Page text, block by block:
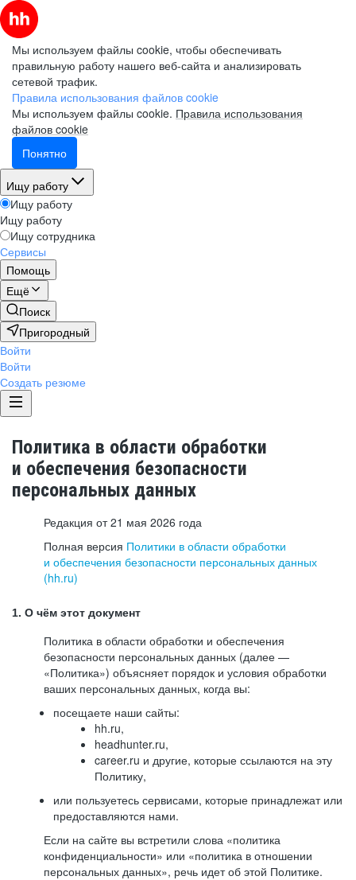
Мы используем файлы cookie, чтобы обеспечивать
правильную работу нашего веб-сайта и анализировать
сетевой трафик.
Правила использования файлов cookie
Мы используем файлы cookie. Правила использования
файлов cookie
Понятно
Ищу работу
Ищу работу
Ищу работу
Ищу сотрудника
Сервисы
Помощь
Ещё
Поиск
Пригородный
Войти
Войти
Создать резюме
Политика в области обработки
и обеспечения безопасности
персональных данных
Редакция от 21 мая 2026 года
Полная версия Политики в области обработки
и обеспечения безопасности персональных данных
(hh.ru)
1. О чём этот документ
Политика в области обработки и обеспечения
безопасности персональных данных (далее —
«Политика») объясняет порядок и условия обработки
ваших персональных данных, когда вы:
посещаете наши сайты:
hh.ru,
headhunter.ru,
career.ru и другие, которые ссылаются на эту
Политику,
или пользуетесь сервисами, которые принадлежат или
предоставляются нами.
Если на сайте вы встретили слова «политика
конфиденциальности» или «политика в отношении
персональных данных», речь идет об этой Политике.